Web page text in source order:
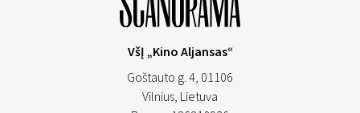
VšĮ „Kino Aljansas“
Goštauto g. 4, 01106
Vilnius, Lietuva